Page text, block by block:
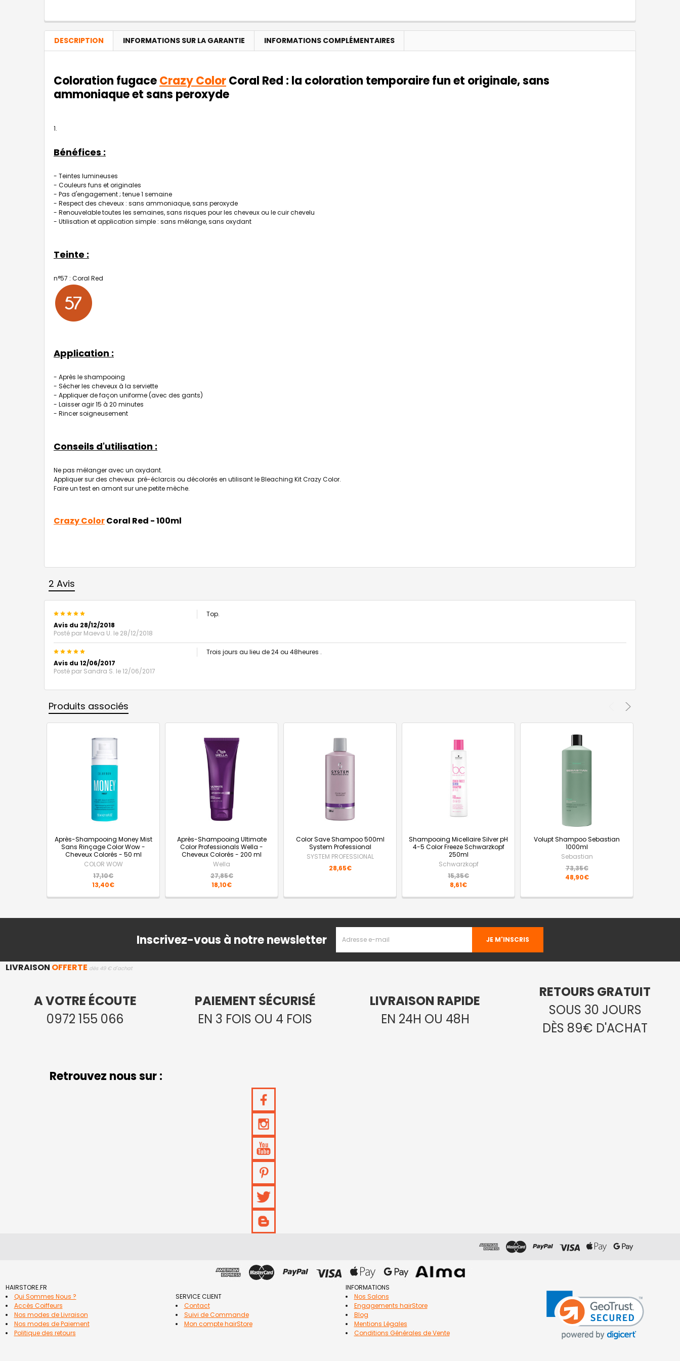
DESCRIPTION INFORMATIONS SUR LA GARANTIE INFORMATIONS COMPLÉMENTAIRES
Coloration fugaceCrazy ColorCoral Red : la coloration temporaire fun et originale, sans
ammoniaque et sans peroxyde
Bénéfices :
- Teintes lumineuses
- Couleurs funs et originales
- Pas d'engagement ; tenue 1 semaine
- Respect des cheveux : sans ammoniaque, sans peroxyde
- Renouvelable toutes les semaines, sans risques pour les cheveux ou le cuir chevelu
- Utilisation et application simple : sans mélange, sans oxydant
Teinte :
n°57 : Coral Red
Application :
- Après le shampooing
- Sécher les cheveux à la serviette
- Appliquer de façon uniforme (avec des gants)
- Laisser agir 15 à 20 minutes
- Rincer soigneusement
Conseils d'utilisation :
Ne pas mélanger avec un oxydant.
Appliquer sur des cheveux pré-éclarcis ou décolorés en utilisant le Bleaching Kit Crazy Color.
Faire un test en amont sur une petite mèche.
Crazy ColorCoral Red - 100ml
2 Avis
5
Avis du 28/12/2018
Posté par Maeva U. le 28/12/2018
Top.
5
Avis du 12/06/2017
Posté par Sandra S. le 12/06/2017
Trois jours au lieu de 24 ou 48heures .
Produits associés
Après-Shampooing Money Mist
Sans Rinçage Color Wow -
Cheveux Colorés - 50 ml
COLOR WOW
17,10€
13,40€
Après-Shampooing Ultimate
Color Professionals Wella -
Cheveux Colorés - 200 ml
Wella
27,85€
18,10€
Color Save Shampoo 500ml
System Professional
SYSTEM PROFESSIONAL
28,65€
Shampooing Micellaire Silver pH
4-5 Color Freeze Schwarzkopf
250ml
Schwarzkopf
15,35€
8,61€
Volupt Shampoo Sebastian
1000ml
Sebastian
73,35€
48,90€
Inscrivez-vous à notre newsletter
Email
LIVRAISON OFFERTE dès 49 € d'achat
A VOTRE ÉCOUTE
0972 155 066
PAIEMENT SÉCURISÉ
EN 3 FOIS OU 4 FOIS
LIVRAISON RAPIDE
EN 24H OU 48H
RETOURS GRATUIT
SOUS 30 JOURS
DÈS 89€ D'ACHAT
Retrouvez nous sur :
HAIRSTORE.FR
Qui Sommes Nous ?
Accès Coiffeurs
Nos modes de Livraison
Nos modes de Paiement
Politique des retours
SERVICE CLIENT
Contact
Suivi de Commande
Mon compte hairStore
INFORMATIONS
Nos Salons
Engagements hairStore
Blog
Mentions Légales
Conditions Générales de Vente